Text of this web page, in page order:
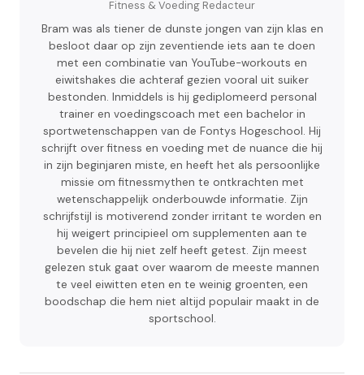
Fitness & Voeding Redacteur
Bram was als tiener de dunste jongen van zijn klas en
besloot daar op zijn zeventiende iets aan te doen
met een combinatie van YouTube-workouts en
eiwitshakes die achteraf gezien vooral uit suiker
bestonden. Inmiddels is hij gediplomeerd personal
trainer en voedingscoach met een bachelor in
sportwetenschappen van de Fontys Hogeschool. Hij
schrijft over fitness en voeding met de nuance die hij
in zijn beginjaren miste, en heeft het als persoonlijke
missie om fitnessmythen te ontkrachten met
wetenschappelijk onderbouwde informatie. Zijn
schrijfstijl is motiverend zonder irritant te worden en
hij weigert principieel om supplementen aan te
bevelen die hij niet zelf heeft getest. Zijn meest
gelezen stuk gaat over waarom de meeste mannen
te veel eiwitten eten en te weinig groenten, een
boodschap die hem niet altijd populair maakt in de
sportschool.